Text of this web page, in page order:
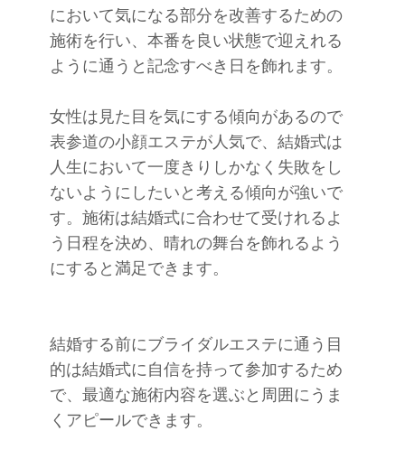
において気になる部分を改善するための
施術を行い、本番を良い状態で迎えれる
ように通うと記念すべき日を飾れます。
女性は見た目を気にする傾向があるので
表参道の小顔エステが人気で、結婚式は
人生において一度きりしかなく失敗をし
ないようにしたいと考える傾向が強いで
す。施術は結婚式に合わせて受けれるよ
う日程を決め、晴れの舞台を飾れるよう
にすると満足できます。
結婚する前にブライダルエステに通う目
的は結婚式に自信を持って参加するため
で、最適な施術内容を選ぶと周囲にうま
くアピールできます。